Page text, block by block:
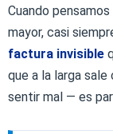
Cuando
mayor, casi
factura invisible
que a la larga
sentir mal — es